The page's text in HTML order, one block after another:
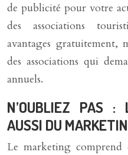
de publicité pour votre
des associations
avantages gratuitement,
des associations qui
annuels.
N’OUBLIEZ PAS :
AUSSI DU
Le marketing comprend